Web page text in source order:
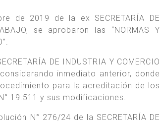
de 2019 de la ex SECRETARÍA DE
se aprobaron las “NORMAS Y
DE INDUSTRIA Y COMERCIO
inmediato anterior, donde
para la acreditación de los
19.511 y sus modificaciones.
N° 276/24 de la SECRETARÍA DE